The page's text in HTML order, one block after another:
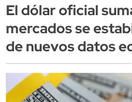
El dólar oficial
mercados se
de nuevos datos